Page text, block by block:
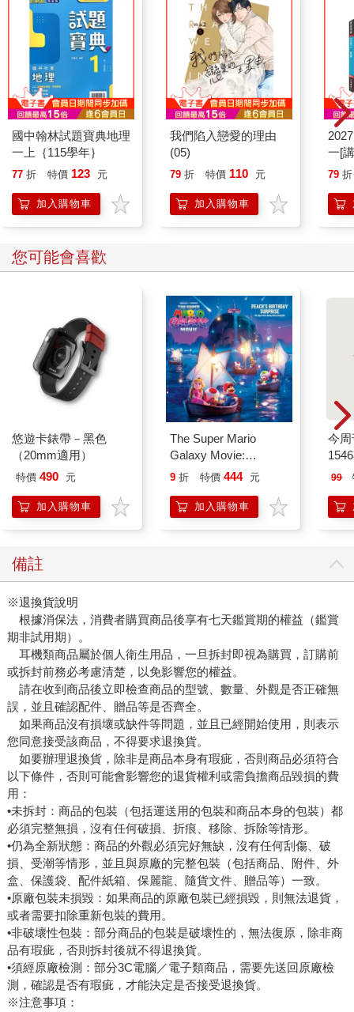
國中翰林試題寶典地理
一上｛115學年｝
77 折 特價 123 元
加入購物車
我們陷入戀愛的理由
(05)
79 折 特價 110 元
加入購物車
一[
用
術
79 折
您可能會喜歡
悠遊卡錶帶－黑色
（20mm適用）
特價 490 元
加入購物車
The Super Mario
Galaxy Movie:
Peach`s Birthday
Mario Galaxy Movie
Storybook
9 折 特價 444 元
加入購物車
今周
99
備註
※退換貨說明
根據消保法，消費者購買商品後享有七天鑑賞期的權益（鑑賞
期非試用期）。
耳機類商品屬於個人衛生用品，一旦拆封即視為購買，訂購前
或拆封前務必考慮清楚，以免影響您的權益。
請在收到商品後立即檢查商品的型號、數量、外觀是否正確無
誤，並且確認配件、贈品等是否齊全。
如果商品沒有損壞或缺件等問題，並且已經開始使用，則表示
您同意接受該商品，不得要求退換貨。
如要辦理退換貨，除非是商品本身有瑕疵，否則商品必須符合
以下條件，否則可能會影響您的退貨權利或需負擔商品毀損的費
用：
•未拆封：商品的包裝（包括運送用的包裝和商品本身的包裝）都
必須完整無損，沒有任何破損、折痕、移除、拆除等情形。
•仍為全新狀態：商品的外觀必須完好無缺，沒有任何刮傷、破
損、受潮等情形，並且與原廠的完整包裝（包括商品、附件、外
盒、保護袋、配件紙箱、保麗龍、隨貨文件、贈品等）一致。
•原廠包裝未損毀：如果商品的原廠包裝已經損毀，則無法退貨，
或者需要扣除重新包裝的費用。
•非破壞性包裝：部分商品的包裝是破壞性的，無法復原，除非商
品有瑕疵，否則拆封後就不得退換貨。
•須經原廠檢測：部分3C電腦／電子類商品，需要先送回原廠檢
測，確認是否有瑕疵，才能決定是否接受退換貨。
※注意事項：